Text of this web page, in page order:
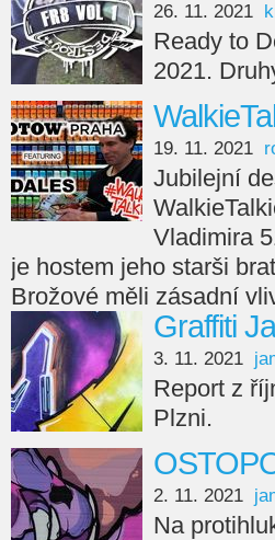
26. 11. 2021
Ready to
2021.
19. 11. 2021
Jubilejní
Vladimira
je hostem jeho starši
Brožové měli zásadní
Graffiti
3. 11. 2021
Report z
Plzni.
2. 11. 2021
Na